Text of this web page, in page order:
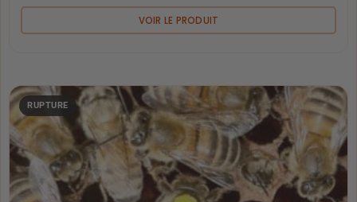
VOIR LE PRODUIT